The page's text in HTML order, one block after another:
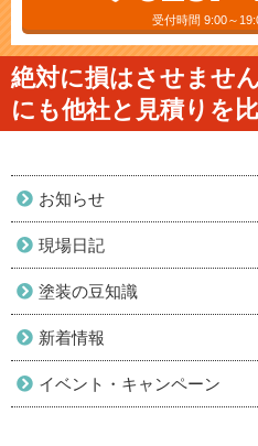
受付時間 9:00～
絶対に損はさせませ
にも他社と見積りを
お知らせ
現場日記
塗装の豆知識
新着情報
イベント・キャンペーン